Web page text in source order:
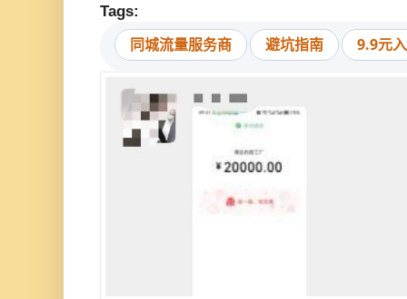
Tags:
同城流量服务商 避坑指南 9.9元